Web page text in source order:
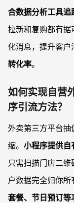
合数据分析工具追
拉新和复购都有据
化消息，提升客户
转化率。
如何实现自营
序引流方法？
外卖第三方平台
缩。 小程序提供自
只需扫描门店二
户数据完全归你
套餐、节日预订等